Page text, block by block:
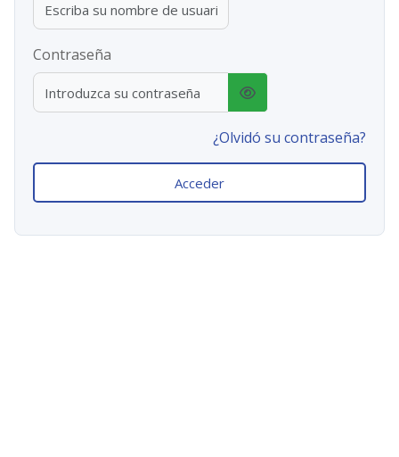
Contraseña
¿Olvidó su contraseña?
Acceder